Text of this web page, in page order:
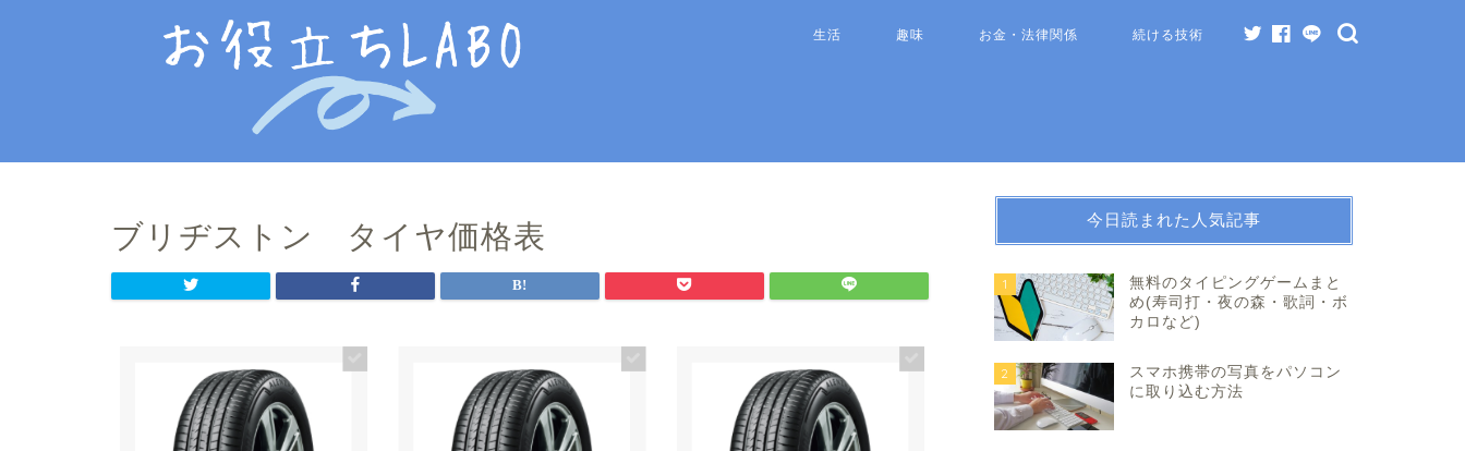
生活 趣味 お金・法律関係 続ける技術
ブリヂストン タイヤ価格表 今日読まれた人気記事
1
無料のタイピングゲームまと
め(寿司打・夜の森・歌詞・ボ
カロなど)
2
スマホ携帯の写真をパソコン
に取り込む方法